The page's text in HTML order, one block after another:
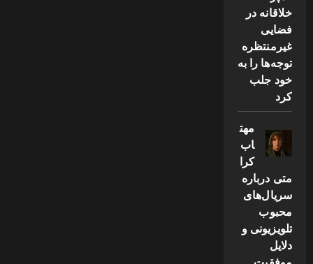
خلاقانه در
فضایی
غیرمنتظره
توجه‌ها را به
خود جلب
کرد
مهت
اب
کرا
متی درباره
سریال‌های
محبوب
تلویزیونی و
دلایل